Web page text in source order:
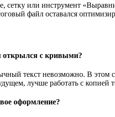
сетку или инструмент
файл оставался
открылся с кривыми?
текст невозможно. В
лучше работать с копией
оформление?